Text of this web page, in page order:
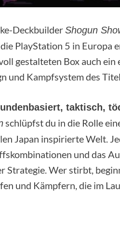
DeckbuilderShogun
PlayStation 5 in Europa
gestalteten Box auch
und Kampfsystem des
taktisch,
schlüpfst du in die Rolle
Japan inspirierte Welt.
und das
Strategie. Wer stirbt,
und Kämpfern, die im